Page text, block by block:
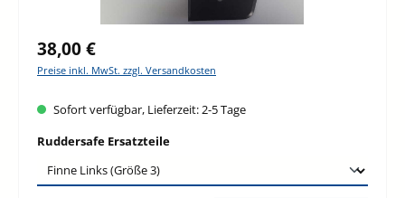
Regulärer Preis:
38,00 €
Preise inkl. MwSt. zzgl. Versandkosten
Sofort verfügbar, Lieferzeit: 2-5 Tage
Ruddersafe Ersatzteileauswählen